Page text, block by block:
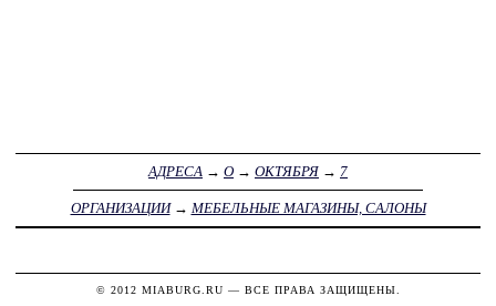
АДРЕСА → О → ОКТЯБРЯ → 7
ОРГАНИЗАЦИИ→ МЕБЕЛЬНЫЕ МАГАЗИНЫ, САЛОНЫ
© 2012 MIABURG.RU — ВСЕ ПРАВА ЗАЩИЩЕНЫ.